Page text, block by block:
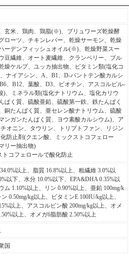
玄米、鶏肉、鶏脂(※)、ブリュワーズ乾燥酵
ローツ、チキンレバー、乾燥サーモン、乾燥
ーデンフィッシュオイル(※)、乾燥野菜スー
豆繊維、オート麦繊維、クランベリー、ブル
燥ケルプ、ユッカ抽出物、ビタミン類(塩化コ
ナイアシン、A、B1、D-パントテン酸カルシ
、B12、葉酸、D3、ビオチン、アスコルビル-
)、ミネラル類(塩化ナトリウム、塩化カリウ
ぱく質、硫酸亜鉛、硫酸第一鉄、鉄たんぱく
銅たんぱく質、亜セレン酸ナトリウム、硫酸
ンガンたんぱく質、ヨウ素酸カルシウム)、ア
オニン、タウリン、トリプトファン、リジン
防止剤(クエン酸、ミックストコフェロー
リー抽出物)
コフェロールで酸化防止
以上、脂質 16.8%以上、粗繊維 3.0%以
以下、水分 10.0%以下、EPA&DHA 0.35%以
ム 1.10%以上、リン 0.90%以上、亜鉛 100mg/k
0.50mg/kg以上、ビタミンE 100IU/kg以上、
以上、アスコルビン酸 200mg/kg以上、オメ
以上、オメガ6脂肪酸 2.50%以上
国